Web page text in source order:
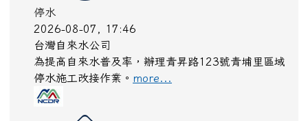
停水
2026-08-07, 17:46
台灣自來水公司